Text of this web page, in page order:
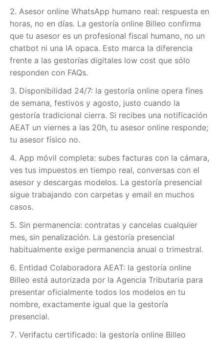
Asesor online WhatsApp humano real: respuesta en
horas, no en días. La gestoría online Billeo confirma
que tu asesor es un profesional fiscal humano, no un
chatbot ni una IA opaca. Esto marca la diferencia
frente a las gestorías digitales low cost que sólo
responden con FAQs.
Disponibilidad 24/7: la gestoría online opera fines
de semana, festivos y agosto, justo cuando la
gestoría tradicional cierra. Si recibes una notificación
AEAT un viernes a las 20h, tu asesor online responde;
tu asesor físico no.
App móvil completa: subes facturas con la cámara,
ves tus impuestos en tiempo real, conversas con el
asesor y descargas modelos. La gestoría presencial
sigue trabajando con carpetas y email en muchos
casos.
Sin permanencia: contratas y cancelas cualquier
mes, sin penalización. La gestoría presencial
habitualmente exige permanencia anual o trimestral.
Entidad Colaboradora AEAT: la gestoría online
Billeo está autorizada por la Agencia Tributaria para
presentar oficialmente todos los modelos en tu
nombre, exactamente igual que la gestoría
presencial.
Verifactu certificado: la gestoría online Billeo